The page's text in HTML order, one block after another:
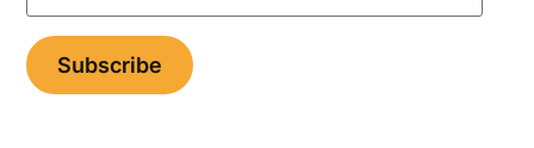
Address
Subscribe